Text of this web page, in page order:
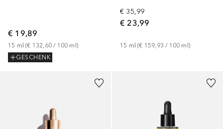
€ 19,89
15 ml (€ 132,60 / 100 ml )
GESCHENK
€ 35,99
€ 23,99
15 ml (€ 159,93 / 100 ml )